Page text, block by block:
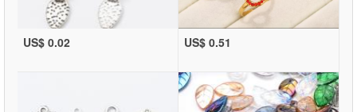
US$ 0.02 US$ 0.51